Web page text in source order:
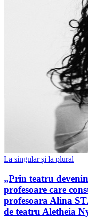
La singular și la plural
„Prin teatru
profesoare care
profesoara Alina
de teatru Aletheia